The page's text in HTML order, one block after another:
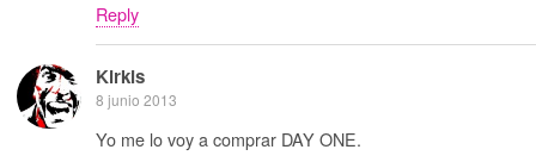
Reply
Kirkis
8 junio 2013
Yo me lo voy a comprar DAY ONE.